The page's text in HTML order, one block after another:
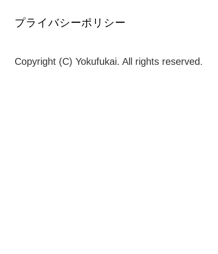
プライバシーポリシー
Copyright (C) Yokufukai. All rights reserved.